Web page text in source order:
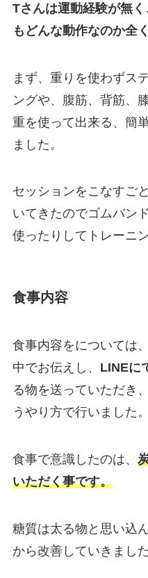
Tさんは運動経験が無
もどんな動作なのか全
まず、重りを使わずス
ングや、腹筋、背筋、
重を使って出来る、簡
ました。
セッションをこなすご
いてきたのでゴムバン
使ったりしてトレーニ
食事内容
食事内容をについては
中でお伝えし、 LINEに
る物を送っていただき
うやり方で行いました。
食事で意識したのは、
いただく事です。
糖質は太る物と思い込
から改善していきました